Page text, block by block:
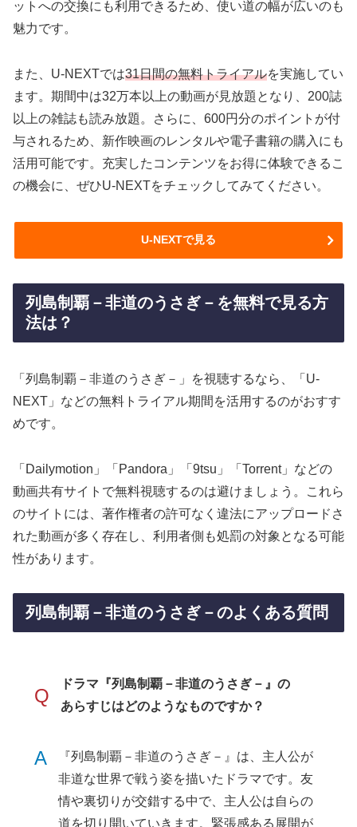
ットへの交換にも利用できるため、使い道の幅が広いのも
魅力です。
また、U-NEXTでは31日間の無料トライアルを実施してい
ます。期間中は32万本以上の動画が見放題となり、200誌
以上の雑誌も読み放題。さらに、600円分のポイントが付
与されるため、新作映画のレンタルや電子書籍の購入にも
活用可能です。充実したコンテンツをお得に体験できるこ
の機会に、ぜひU-NEXTをチェックしてみてください。
U-NEXTで見る
列島制覇－非道のうさぎ－を無料で見る方
法は？
「列島制覇－非道のうさぎ－」を視聴するなら、「U-
NEXT」などの無料トライアル期間を活用するのがおすす
めです。
「Dailymotion」「Pandora」「9tsu」「Torrent」などの
動画共有サイトで無料視聴するのは避けましょう。これら
のサイトには、著作権者の許可なく違法にアップロードさ
れた動画が多く存在し、利用者側も処罰の対象となる可能
性があります。
列島制覇－非道のうさぎ－のよくある質問
Q
ドラマ『列島制覇－非道のうさぎ－』の
あらすじはどのようなものですか？
A
『列島制覇－非道のうさぎ－』は、主人公が
非道な世界で戦う姿を描いたドラマです。友
情や裏切りが交錯する中で、主人公は自らの
道を切り開いていきます。緊張感ある展開が